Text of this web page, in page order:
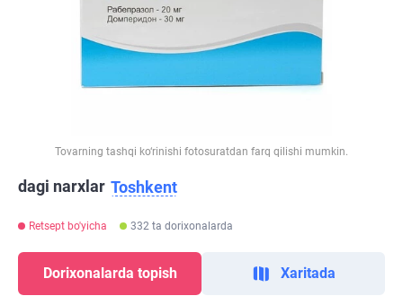
Tovarning tashqi ko‘rinishi fotosuratdan farq qilishi mumkin.
dagi narxlar Toshkent
Retsept bo'yicha 332 ta dorixonalarda
Dorixonalarda topish Xaritada